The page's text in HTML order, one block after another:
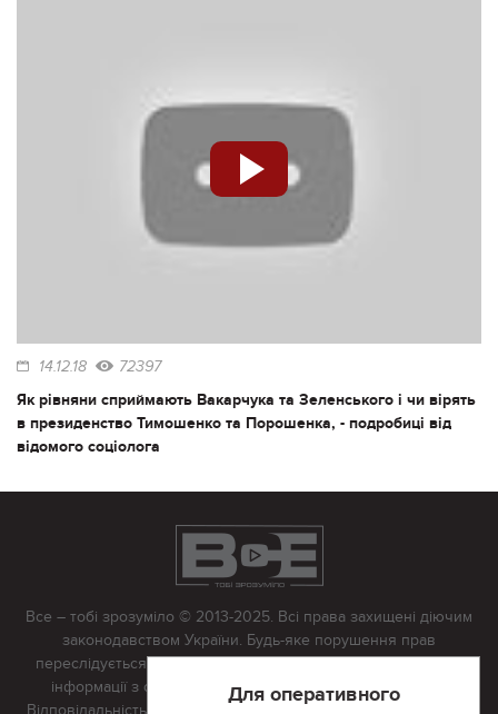
14.12.18 72397
Як рівняни сприймають Вакарчука та Зеленського і чи вірять
в президенство Тимошенко та Порошенка, - подробиці від
відомого соціолога
Для оперативного
Все – тобі зрозуміло © 2013-2025. Всі права захищені діючим
законодавством України. Будь-яке порушення прав
переслідується в судовому порядку. Будь-яке відтворення
інформації з сайту тільки з письмово дозволу редакції.
Відповідальність за достовірність усіх матеріалів, розміщених